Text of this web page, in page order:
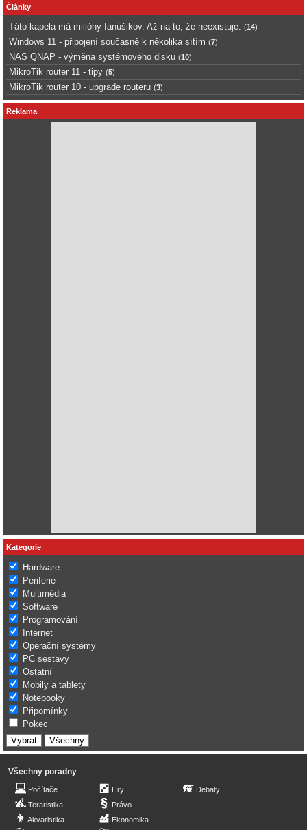
Články
Táto kapela má milióny fanúšikov. Až na to, že neexistuje. (14)
Windows 11 - připojení současně k několika sítím (7)
NAS QNAP - výměna systémového disku (10)
MikroTik router 11 - tipy (5)
MikroTik router 10 - upgrade routeru (3)
Reklama
Kategorie
Hardware
Periferie
Multimédia
Software
Programování
Internet
Operační systémy
PC sestavy
Ostatní
Mobily a tablety
Notebooky
Připomínky
Pokec
Všechny poradny
Počítače
Teraristika
Akvaristika
Hry
Právo
Ekonomika
Debaty